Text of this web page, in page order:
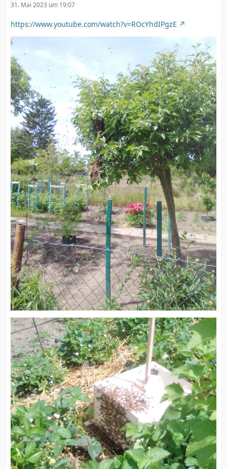
31. Mai 2023 um 19:07
https://www.youtube.com/watch?v=ROcYhdIPgzE